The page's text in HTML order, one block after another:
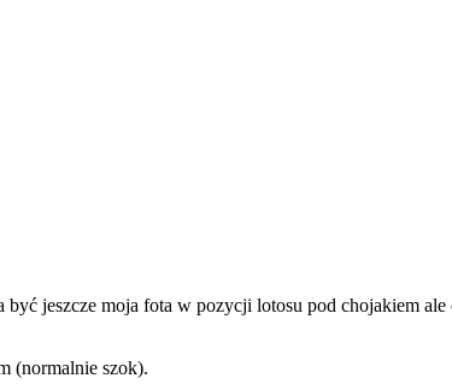
jeszcze moja fota w pozycji lotosu pod chojakiem ale
(normalnie szok).